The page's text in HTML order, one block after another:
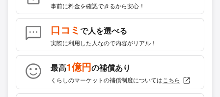
事前に料金を確認できるから安心！
口コミで人を選べる
実際に利用した人なので内容がリアル！
最高1億円の補償あり
くらしのマーケットの補償制度については こちら